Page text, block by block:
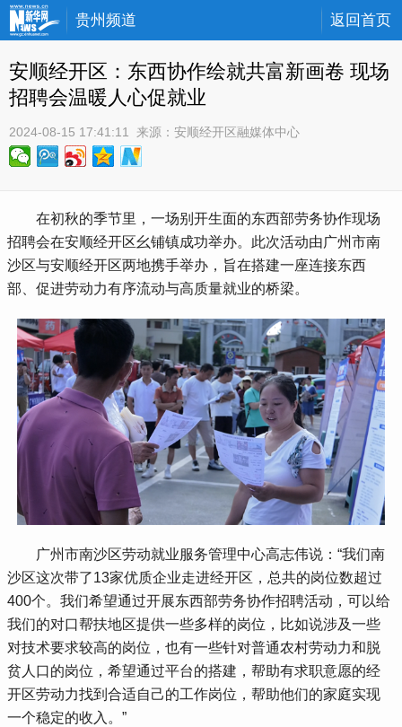
贵州频道 返回首页
安顺经开区：东西协作绘就共富新画卷 现场
招聘会温暖人心促就业
2024-08-15 17:41:11 来源： 安顺经开区融媒体中心
在初秋的季节里，一场别开生面的东西部劳务协作现场
招聘会在安顺经开区幺铺镇成功举办。此次活动由广州市南
沙区与安顺经开区两地携手举办，旨在搭建一座连接东西
部、促进劳动力有序流动与高质量就业的桥梁。
广州市南沙区劳动就业服务管理中心高志伟说：“我们南
沙区这次带了13家优质企业走进经开区，总共的岗位数超过
400个。我们希望通过开展东西部劳务协作招聘活动，可以给
我们的对口帮扶地区提供一些多样的岗位，比如说涉及一些
对技术要求较高的岗位，也有一些针对普通农村劳动力和脱
贫人口的岗位，希望通过平台的搭建，帮助有求职意愿的经
开区劳动力找到合适自己的工作岗位，帮助他们的家庭实现
一个稳定的收入。”